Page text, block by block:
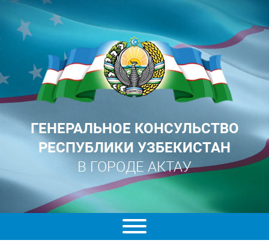
ГЕНЕРАЛЬНОЕ КОНСУЛЬСТВО
РЕСПУБЛИКИ УЗБЕКИСТАН
В ГОРОДЕ АКТАУ